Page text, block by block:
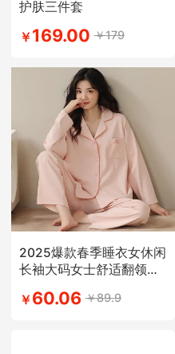
护肤三件套
￥169.00 ￥179
2025爆款春季睡衣女休闲
长袖大码女士舒适翻领学
￥60.06 ￥89.9